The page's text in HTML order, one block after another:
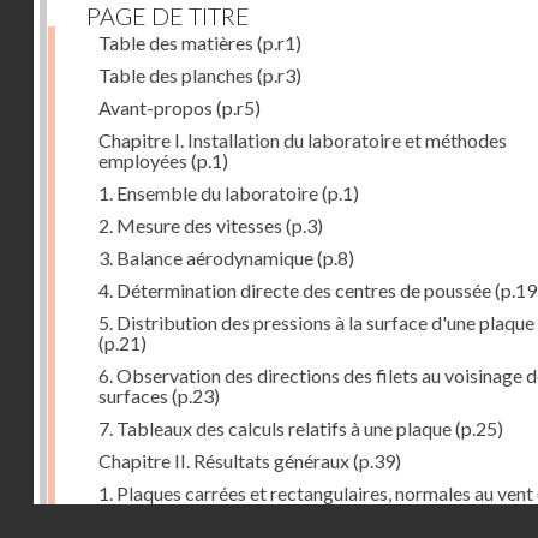
PAGE DE TITRE
Table des matières (p.r1)
Table des planches (p.r3)
Avant-propos (p.r5)
Chapitre I. Installation du laboratoire et méthodes
employées (p.1)
1. Ensemble du laboratoire(p.1)
2. Mesure des vitesses (p.3)
3. Balance aérodynamique(p.8)
4. Détermination directe des centres de poussée
5. Distribution des pressions à la surface d'une plaque
(p.21)
6. Observation des directions des filets au voisinage
surfaces (p.23)
7. Tableaux des calculs relatifs à une plaque(p.25)
Chapitre II. Résultats généraux(p.39)
1. Plaques carrées et rectangulaires, normales au vent